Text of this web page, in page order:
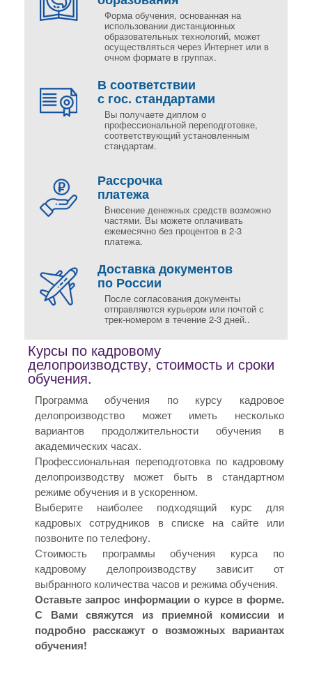
Форма обучения, основанная на
использовании дистанционных
образовательных технологий, может
осуществляться через Интернет или в
очном формате в группах.
В соответствии
с гос. стандартами
Вы получаете диплом о
профессиональной переподготовке,
соответствующий установленным
стандартам.
Рассрочка
платежа
Внесение денежных средств возможно
частями. Вы можете оплачивать
ежемесячно без процентов в 2-3
платежа.
Доставка документов
по России
После согласования документы
отправляются курьером или почтой с
трек-номером в течение 2-3 дней..
Курсы по кадровому
делопроизводству, стоимость и сроки
обучения.
Программа обучения по курсу кадровое
делопроизводство может иметь несколько
вариантов продолжительности обучения в
академических часах.
Профессиональная переподготовка по кадровому
делопроизводству может быть в стандартном
режиме обучения и в ускоренном.
Выберите наиболее подходящий курс для
кадровых сотрудников в списке на сайте или
позвоните по телефону.
Стоимость программы обучения курса по
кадровому делопроизводству зависит от
выбранного количества часов и режима обучения.
Оставьте запрос информации о курсе в форме.
С Вами свяжутся из приемной комиссии и
подробно расскажут о возможных вариантах
обучения!